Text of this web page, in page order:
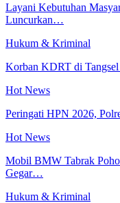
Layani Kebutuhan
Luncurkan…
Hukum & Kriminal
Korban KDRT di
Hot News
Peringati HPN 2026,
Hot News
Mobil BMW Tabrak
Gegar…
Hukum & Kriminal